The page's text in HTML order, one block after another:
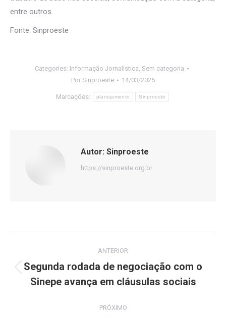
entre outros.
Fonte: Sinproeste
Categories: Informação Jornalística, Sem categoria
Por Sinproeste 14/03/2025
Marcações: planejamento Sinproeste
Autor: Sinproeste
https://sinproeste.org.br
de
post:
ANTERIOR
Post
anterior:
Segunda rodada de negociação com o
Sinepe avança em cláusulas sociais
PRÓXIMO